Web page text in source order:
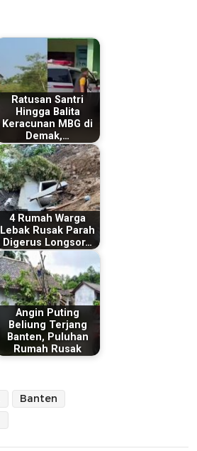
Ratusan Santri
Hingga Balita
Keracunan MBG di
Demak,…
4 Rumah Warga
Lebak Rusak Parah
Digerus Longsor…
Angin Puting
Beliung Terjang
Banten, Puluhan
Rumah Rusak
Banten